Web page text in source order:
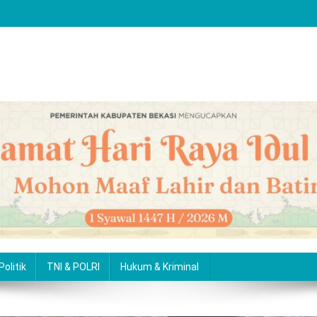
Politik TNI & POLRI Hukum & Kriminal